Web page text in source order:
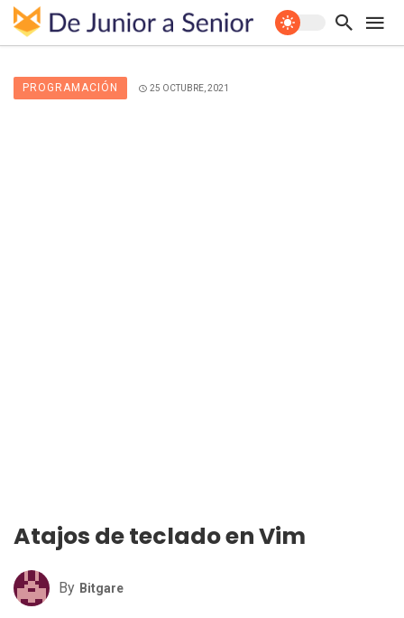
PROGRAMACIÓN 25 OCTUBRE, 2021
Atajos de teclado en Vim
By Bitgare